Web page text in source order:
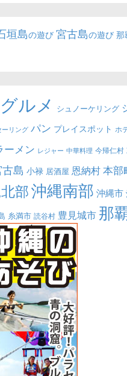
垣島の遊び 宮古島の遊び 那
グルメ シュノーケリング
ーリング パン プレイスポット ホ
ーメン レジャー 中華料理 今帰仁村
島 小禄 居酒屋 恩納村本部
部沖縄南部 沖縄市
糸満市 読谷村 豊見城市 那